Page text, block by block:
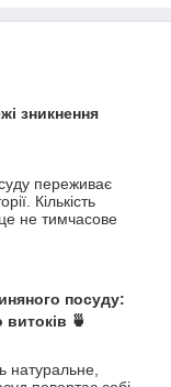
зникнення
переживає
Кількість
не тимчасове
посуду:
🍵
натуральне,